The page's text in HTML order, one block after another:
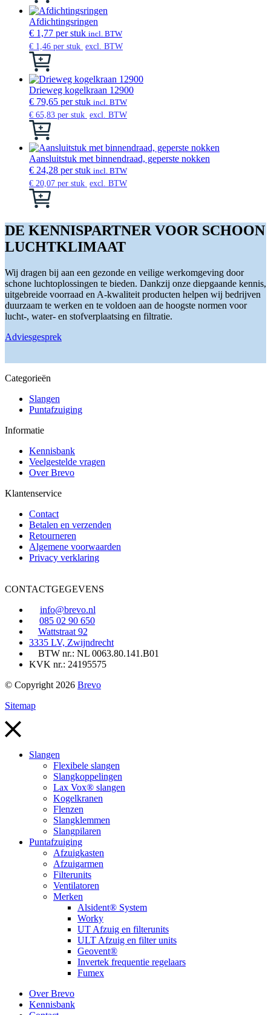
heeft
meerdere
variaties.
Deze
optie
gekozen
worden
op
de
productpagina
Afdichtingsringen
€ 1,77 per stuk incl. BTW
€ 1,46 per stuk excl. BTW
Dit
heeft
meerdere
variaties.
Deze
optie
gekozen
worden
op
de
productpagina
Drieweg kogelkraan 12900
€ 79,65 per stuk incl. BTW
€ 65,83 per stuk excl. BTW
Dit
heeft
meerdere
variaties.
Deze
optie
worden
op
de
Aansluitstuk met binnendraad, geperste nokken
€ 24,28 per stuk incl. BTW
€ 20,07 per stuk excl. BTW
Dit
meerdere
variaties.
Deze
kan
gekozen
worden
op
de
productpagina
DE KENNISPARTNER VOOR SCHOON
LUCHTKLIMAAT
Wij dragen bij aan een gezonde en veilige werkomgeving door
schone luchtoplossingen te bieden. Dankzij onze diepgaande kennis,
uitgebreide voorraad en A-kwaliteit producten helpen wij bedrijven
duurzaam te werken en te voldoen aan de hoogste normen voor
lucht-, water- en stofverplaatsing en filtratie.
Adviesgesprek
Categorieën
Slangen
Puntafzuiging
Informatie
Kennisbank
Veelgestelde vragen
Over Brevo
Klantenservice
Contact
Betalen en verzenden
Retourneren
Algemene voorwaarden
Privacy verklaring
CONTACTGEGEVENS
info@brevo.nl
085 02 90 650
Wattstraat 92
3335 LV, Zwijndrecht
BTW nr.: NL 0063.80.141.B01
KVK nr.: 24195575
© Copyright 2026 Brevo
Sitemap
Slangen
Flexibele slangen
Slangkoppelingen
Lax Vox® slangen
Kogelkranen
Flenzen
Slangklemmen
Slangpilaren
Puntafzuiging
Afzuigkasten
Afzuigarmen
Filterunits
Ventilatoren
Merken
Alsident® System
Worky
UT Afzuig en filterunits
ULT Afzuig en filter units
Geovent®
Invertek frequentie regelaars
Fumex
Over Brevo
Kennisbank